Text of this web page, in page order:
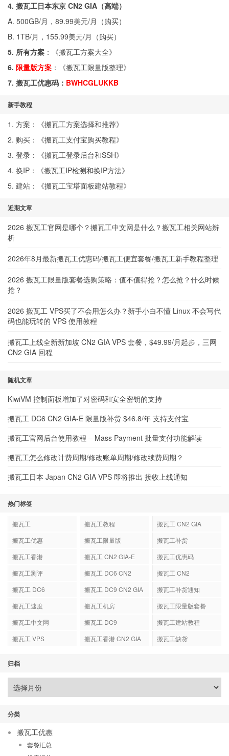
4. 搬瓦工日本东京 CN2 GIA（高端）
A. 500GB/月，89.99美元/月（购买）
B. 1TB/月，155.99美元/月（购买）
5. 所有方案 ：《搬瓦工方案大全》
6. 限量版方案 ：《搬瓦工限量版整理》
7. 搬瓦工优惠码： BWHCGLUKKB
新手教程
1. 方案：《搬瓦工方案选择和推荐》
2. 购买：《搬瓦工支付宝购买教程》
3. 登录：《搬瓦工登录后台和SSH》
4. 换IP：《搬瓦工IP检测和换IP方法》
5. 建站：《搬瓦工宝塔面板建站教程》
近期文章
2026 搬瓦工官网是哪个？搬瓦工中文网是什么？搬瓦工相关网站辨
析
2026年8月最新搬瓦工优惠码/搬瓦工便宜套餐/搬瓦工新手教程整理
2026 搬瓦工限量版套餐选购策略：值不值得抢？怎么抢？什么时候
抢？
2026 搬瓦工 VPS买了不会用怎么办？新手小白不懂 Linux 不会写代
码也能玩转的 VPS 使用教程
搬瓦工上线全新新加坡 CN2 GIA VPS 套餐，$49.99/月起步，三网
CN2 GIA 回程
随机文章
KiwiVM 控制面板增加了对密码和安全密钥的支持
搬瓦工 DC6 CN2 GIA-E 限量版补货 $46.8/年 支持支付宝
搬瓦工官网后台使用教程 – Mass Payment 批量支付功能解读
搬瓦工怎么修改计费周期/修改账单周期/修改续费周期？
搬瓦工日本 Japan CN2 GIA VPS 即将推出 接收上线通知
热门标签
搬瓦工 搬瓦工教程
搬瓦工 CN2 GIA
搬瓦工优惠
搬瓦工限量版
搬瓦工补货
搬瓦工香港
搬瓦工 CN2 GIA-E
搬瓦工优惠码
搬瓦工测评
搬瓦工 DC6 CN2
搬瓦工 CN2
搬瓦工 DC6
搬瓦工 DC9 CN2 GIA
搬瓦工补货通知
搬瓦工速度
搬瓦工机房
搬瓦工限量版套餐
搬瓦工中文网
搬瓦工 DC9
搬瓦工建站教程
搬瓦工 VPS
搬瓦工香港 CN2 GIA 搬瓦工缺货
归档
分类
搬瓦工优惠
套餐汇总